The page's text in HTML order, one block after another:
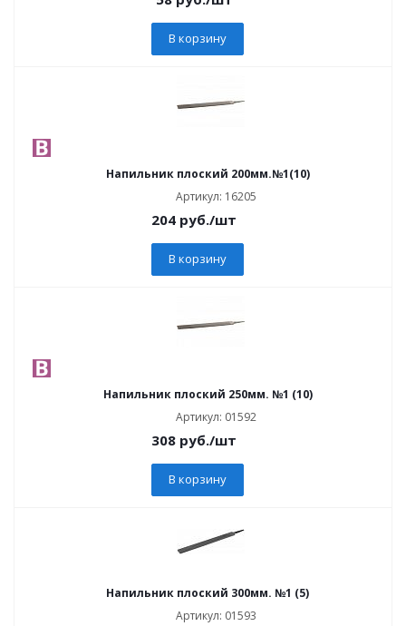
В корзину
Напильник плоский 200мм.№1(10)
Артикул: 16205
204 руб./шт
В корзину
Напильник плоский 250мм. №1 (10)
Артикул: 01592
308 руб./шт
В корзину
Напильник плоский 300мм. №1 (5)
Артикул: 01593